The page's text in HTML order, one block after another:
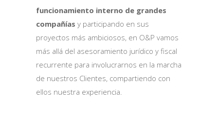
funcionamiento interno de grandes
compañías y participando en sus
proyectos más ambiciosos, en O&P vamos
más allá del asesoramiento jurídico y fiscal
recurrente para involucrarnos en la marcha
de nuestros Clientes, compartiendo con
ellos nuestra experiencia.